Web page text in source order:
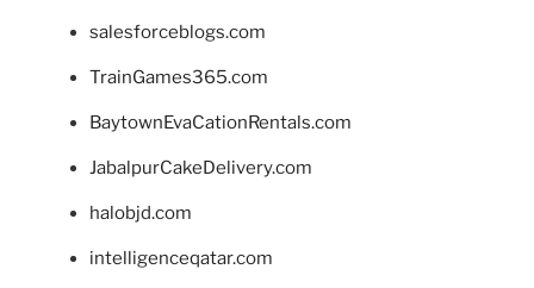
salesforceblogs.com
TrainGames365.com
BaytownEvaCationRentals.com
JabalpurCakeDelivery.com
halobjd.com
intelligenceqatar.com